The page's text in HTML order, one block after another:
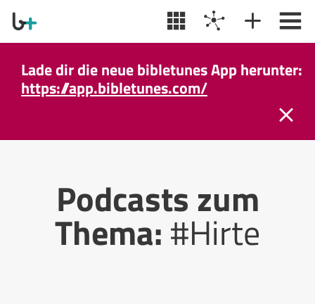
Lade dir die neue bibletunes App herunter:
https://app.bibletunes.com/
Podcasts zum
Thema:#Hirte